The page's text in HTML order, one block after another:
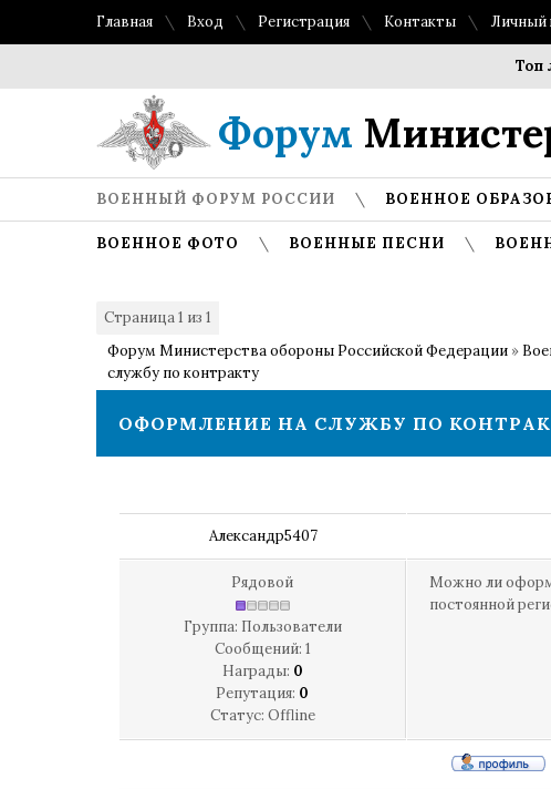
Главная Вход Регистрация Контакты Личный
Топ
Форум
ВОЕННЫЙ ФОРУМ РОССИИ ВОЕННОЕ
ВОЕННОЕ ФОТО ВОЕННЫЕ ПЕСНИ
Страница1 из 1
Форум Министерства обороны Российской Федерации »
службу по контракту
ОФОРМЛЕНИЕ НА СЛУЖБУ ПО
Александр5407
Рядовой
Группа: Пользователи
Сообщений: 1
Награды: 0
Репутация: 0
Статус: Offline
Можно ли
постоянной